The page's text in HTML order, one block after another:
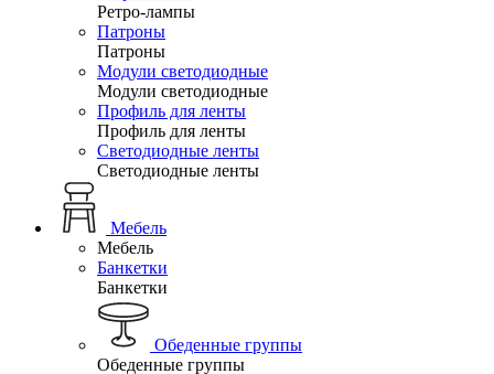
Ретро-лампы
Патроны
Патроны
Модули светодиодные
Модули светодиодные
Профиль для ленты
Профиль для ленты
Светодиодные ленты
Светодиодные ленты
Мебель
Мебель
Банкетки
Банкетки
Обеденные группы
Обеденные группы